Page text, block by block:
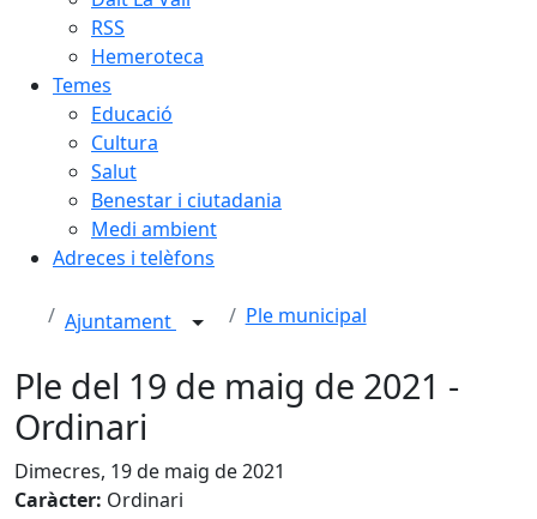
RSS
Hemeroteca
Temes
Educació
Cultura
Salut
Benestar i ciutadania
Medi ambient
Adreces i telèfons
Ajuntament Ple municipal
Ple del 19 de maig de 2021 -
Ordinari
Dimecres, 19 de maig de 2021
Caràcter: Ordinari